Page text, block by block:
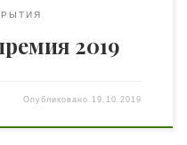
2019
Опубликовано 19.10.2019